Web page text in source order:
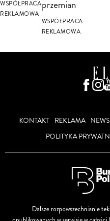
WSPÓŁPRACA
REKLAMOWA
przemian
WSPÓŁPRACA
REKLAMOWA
KONTAKT REKLAMA
POLITYKA
Dalsze rozpowszechnianie